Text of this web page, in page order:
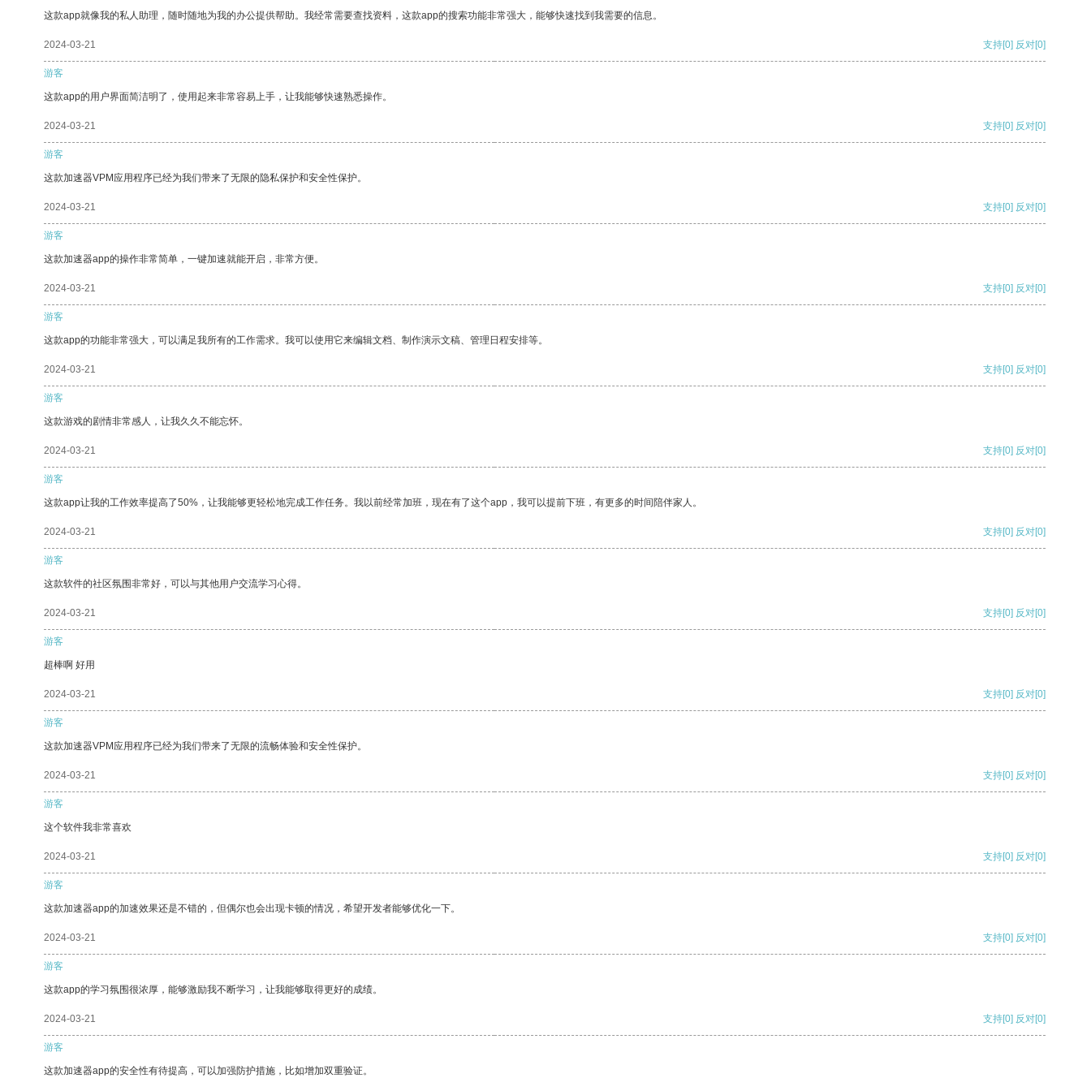
这款app就像我的私人助理，随时随地为我的办公提供帮助。我经常需要查找资料，这款app的搜索功能非常强大，能够快速找到我需要的信息。
2024-03-21 支持[0] 反对[0]
游客
这款app的用户界面简洁明了，使用起来非常容易上手，让我能够快速熟悉操作。
2024-03-21 支持[0] 反对[0]
游客
这款加速器VPM应用程序已经为我们带来了无限的隐私保护和安全性保护。
2024-03-21 支持[0] 反对[0]
游客
这款加速器app的操作非常简单，一键加速就能开启，非常方便。
2024-03-21 支持[0] 反对[0]
游客
这款app的功能非常强大，可以满足我所有的工作需求。我可以使用它来编辑文档、制作演示文稿、管理日程安排等。
2024-03-21 支持[0] 反对[0]
游客
这款游戏的剧情非常感人，让我久久不能忘怀。
2024-03-21 支持[0] 反对[0]
游客
这款app让我的工作效率提高了50%，让我能够更轻松地完成工作任务。我以前经常加班，现在有了这个app，我可以提前下班，有更多的时间陪伴家人。
2024-03-21 支持[0] 反对[0]
游客
这款软件的社区氛围非常好，可以与其他用户交流学习心得。
2024-03-21 支持[0] 反对[0]
游客
超棒啊 好用
2024-03-21 支持[0] 反对[0]
游客
这款加速器VPM应用程序已经为我们带来了无限的流畅体验和安全性保护。
2024-03-21 支持[0] 反对[0]
游客
这个软件我非常喜欢
2024-03-21 支持[0] 反对[0]
游客
这款加速器app的加速效果还是不错的，但偶尔也会出现卡顿的情况，希望开发者能够优化一下。
2024-03-21 支持[0] 反对[0]
游客
这款app的学习氛围很浓厚，能够激励我不断学习，让我能够取得更好的成绩。
2024-03-21 支持[0] 反对[0]
游客
这款加速器app的安全性有待提高，可以加强防护措施，比如增加双重验证。